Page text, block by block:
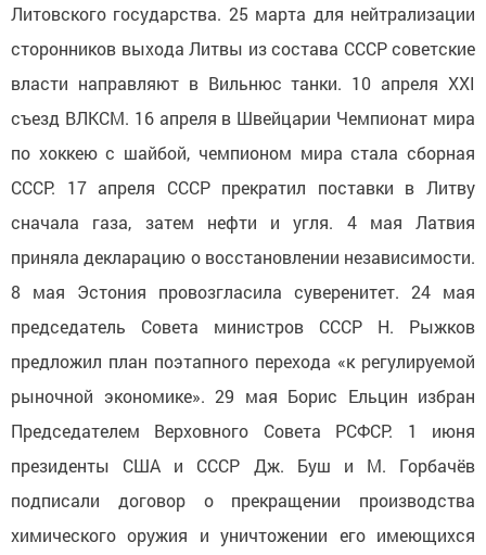
Литовского государства. 25 марта для нейтрализации
сторонников выхода Литвы из состава СССР советские
власти направляют в Вильнюс танки. 10 апреля XXI
съезд ВЛКСМ. 16 апреля в Швейцарии Чемпионат мира
по хоккею с шайбой, чемпионом мира стала сборная
СССР. 17 апреля СССР прекратил поставки в Литву
сначала газа, затем нефти и угля. 4 мая Латвия
приняла декларацию о восстановлении независимости.
8 мая Эстония провозгласила суверенитет. 24 мая
председатель Совета министров СССР Н. Рыжков
предложил план поэтапного перехода «к регулируемой
рыночной экономике». 29 мая Борис Ельцин избран
Председателем Верховного Совета РСФСР. 1 июня
президенты США и СССР Дж. Буш и М. Горбачёв
подписали договор о прекращении производства
химического оружия и уничтожении его имеющихся